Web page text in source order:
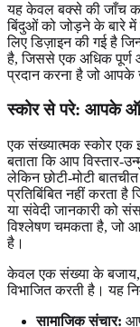
यह केवल बक्से की जाँच
बिंदुओं को जोड़ने के बारे में
लिए डिज़ाइन की गई है
है, जिससे एक अधिक पूर्ण
प्रदान करना है जो आपके
स्कोर से परे: आपके
एक संख्यात्मक स्कोर एक
बताता कि आप विस्तार-
लेकिन छोटी-मोटी
प्रतिबिंबित नहीं करता
या संवेदी जानकारी को
विश्लेषण चमकता है, जो
है।
केवल एक संख्या के बजाय,
विभाजित करती है। यह
सामाजिक संचार: